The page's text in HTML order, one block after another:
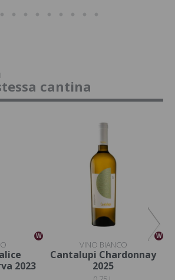
cantina
W
2023
W
VINO BIANCO
Cantalupi Chardonnay
2025